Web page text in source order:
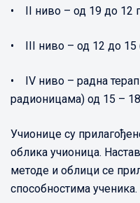
• II ниво – од 19 до 12
• III ниво – од 12 до 15
• IV ниво – радна
радионицама) од 15 –
Учионице су
облика учионица.
методе и облици се
способностима ученика.